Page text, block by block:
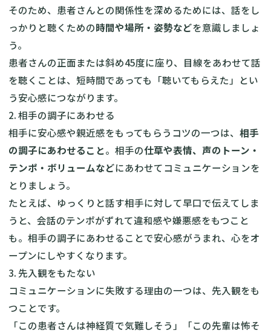
そのため、患者さんとの関係性を深めるためには、話をし
っかりと聴くための時間や場所・姿勢などを意識しましょ
う。
患者さんの正面または斜め45度に座り、目線をあわせて話
を聴くことは、短時間であっても「聴いてもらえた」とい
う安心感につながります。
2. 相手の調子にあわせる
相手に安心感や親近感をもってもらうコツの一つは、 相手
の調子にあわせること。相手の仕草や表情、声のトーン・
テンポ・ボリュームなどにあわせてコミュニケーションを
とりましょう。
たとえば、ゆっくりと話す相手に対して早口で伝えてしま
うと、会話のテンポがずれて違和感や嫌悪感をもつこと
も。相手の調子にあわせることで安心感がうまれ、心をオ
ープンにしやすくなります。
3. 先入観をもたない
コミュニケーションに失敗する理由の一つは、先入観をも
つことです。
「この患者さんは神経質で気難しそう」「この先輩は怖そ